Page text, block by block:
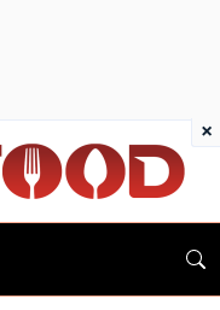
×